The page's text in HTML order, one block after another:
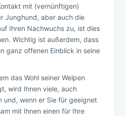
mit (vernünftigen)
Junghund, aber auch die
Ihren Nachwuchs zu, ist dies
Wichtig ist außerdem, dass
ganz offenen Einblick in seine
das Wohl seiner Welpen
wird Ihnen viele, auch
und, wenn er Sie für geeignet
mit Ihnen einen für Ihre